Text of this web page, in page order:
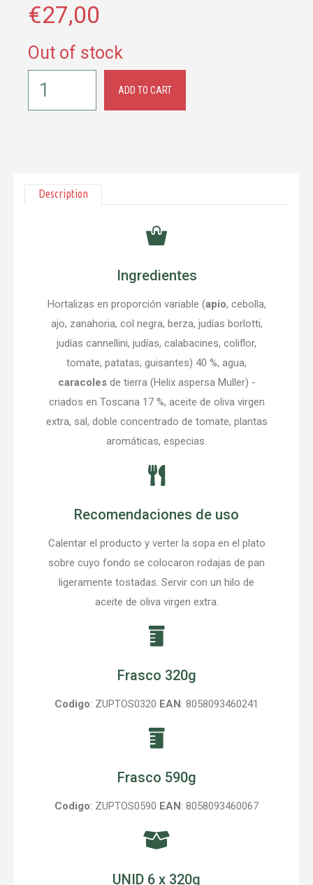
€27,00
Out of stock
ADD TO CART
Description
Ingredientes
Hortalizas en proporción variable (apio, cebolla,
ajo, zanahoria, col negra, berza, judías borlotti,
judías cannellini, judías, calabacines, coliflor,
tomate, patatas, guisantes) 40 %, agua,
caracolesde tierra (Helix aspersa Muller) -
criados en Toscana 17 %, aceite de oliva virgen
extra, sal, doble concentrado de tomate, plantas
aromáticas, especias.
Recomendaciones de uso
Calentar el producto y verter la sopa en el plato
sobre cuyo fondo se colocaron rodajas de pan
ligeramente tostadas. Servir con un hilo de
aceite de oliva virgen extra.
Frasco 320g
Codigo: ZUPTOS0320 EAN: 8058093460241
Frasco 590g
Codigo: ZUPTOS0590 EAN: 8058093460067
UNID 6 x 320g